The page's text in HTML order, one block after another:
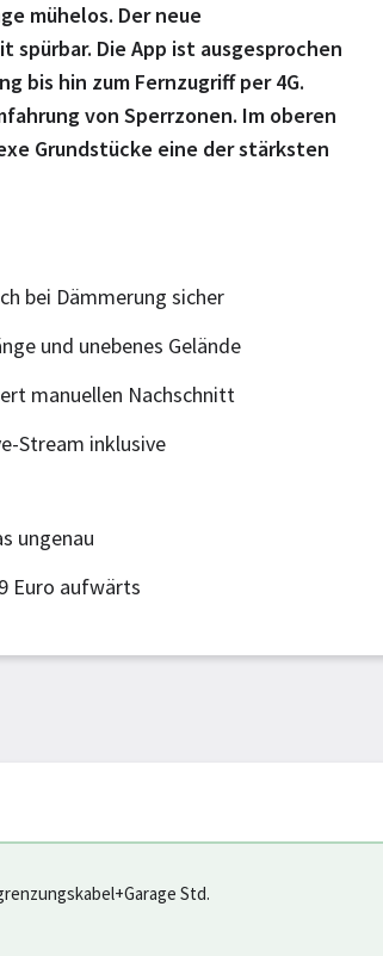
mühelos. Der neue
Die App ist ausgesprochen
bis hin zum Fernzugriff per 4G.
von Sperrzonen. Im oberen
Grundstücke eine der stärksten
bei Dämmerung sicher
und unebenes Gelände
manuellen Nachschnitt
Stream inklusive
ungenau
Euro aufwärts
Std.